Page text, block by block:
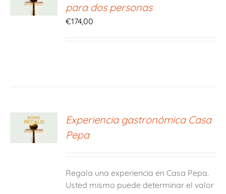
para dos personas
€174,00
Experiencia gastronómica Casa
Pepa
Regala una experiencia en Casa Pepa.
Usted mismo puede determinar el valor